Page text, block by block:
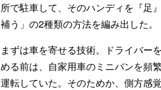
所で駐車して、そのハンディを『足
補う」の2種類の方法を編み出した。
まずは車を寄せる技術。ドライバー
める前は、自家用車のミニバンを頻
運転していた。そのためか、側方感